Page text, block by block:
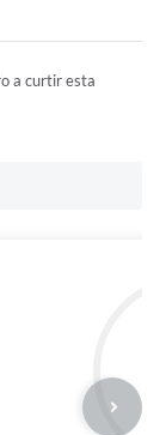
a curtir esta